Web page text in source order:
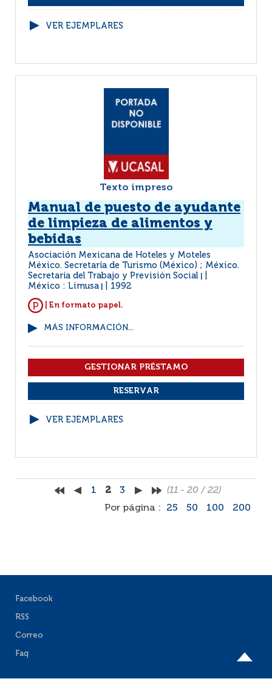
VER EJEMPLARES
Texto impreso
Manual de puesto de ayudante
de limpieza de alimentos y
bebidas
Asociación Mexicana de Hoteles y Moteles
México. Secretaría de Turismo (México) ; México.
Secretaría del Trabajo y Previsión Social
México : Limusa 1992
| En formato papel.
MÁS INFORMACIÓN...
VER EJEMPLARES
1 2 3
(11 - 20 / 22)
Por página :
25 50 100 200
Facebook
RSS
Correo
Faq